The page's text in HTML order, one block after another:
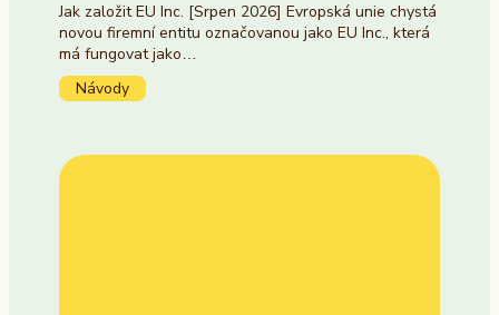
Jak založit EU Inc. [Srpen 2026] Evropská unie chystá
novou firemní entitu označovanou jako EU Inc., která
má fungovat jako…
Návody